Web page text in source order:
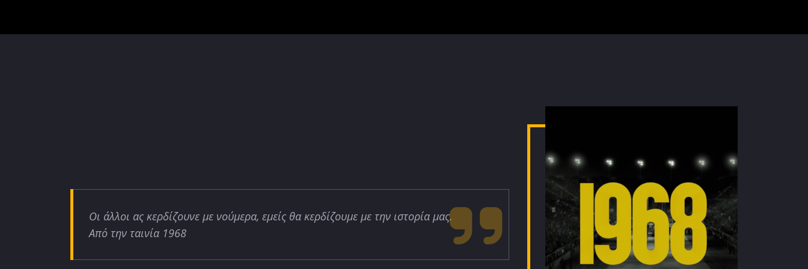
Οι άλλοι ας κερδίζουνε με νούμερα, εμείς θα κερδίζουμε με την ιστορία μας.
Από την ταινία 1968